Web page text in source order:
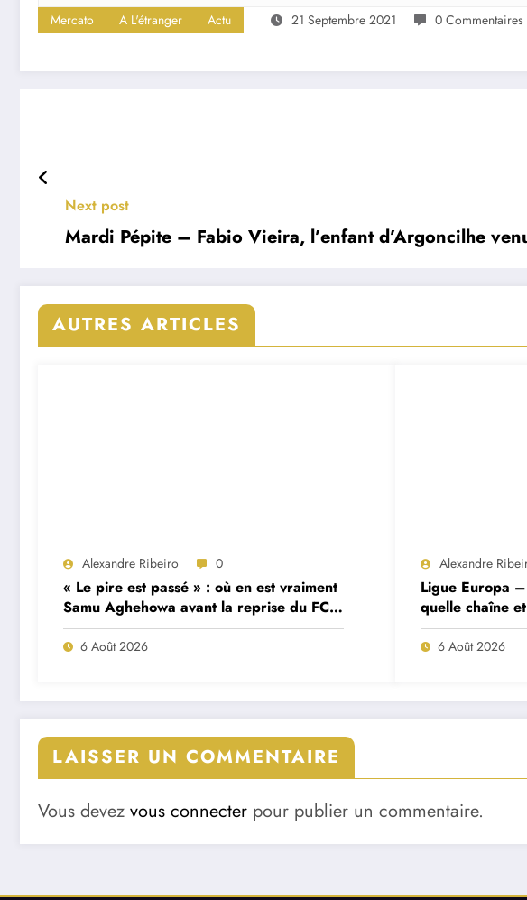
Mercato A L'étranger Actu 21 Septembre 2021 0 Commentaires
Next post
Mardi Pépite – Fabio Vieira, l’enfant d’Argoncilhe
AUTRES ARTICLES
Alexandre Ribeiro 0
« Le pire est passé » : où en est vraiment
Samu Aghehowa avant la reprise du FC
Porto ?
6 Août 2026
Alexandre
Ligue Europa
quelle chaîne
match ?
6 Août 2026
LAISSER UN COMMENTAIRE
Vous devez vous connecter pour publier un commentaire.